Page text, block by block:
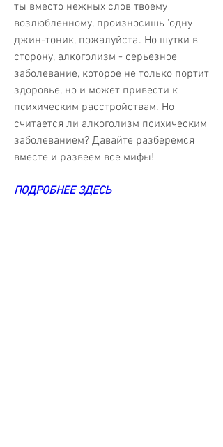
ты вместо нежных слов твоему
возлюбленному, произносишь 'одну
джин-тоник, пожалуйста'. Но шутки в
сторону, алкоголизм - серьезное
заболевание, которое не только портит
здоровье, но и может привести к
психическим расстройствам. Но
считается ли алкоголизм психическим
заболеванием? Давайте разберемся
вместе и развеем все мифы!
ПОДРОБНЕЕ ЗДЕСЬ